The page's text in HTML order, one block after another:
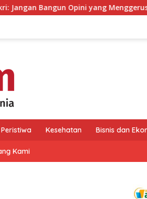
yang Menggerus Kepercayaan Publik
Peristiwa Kesehatan Bisnis dan
Kami